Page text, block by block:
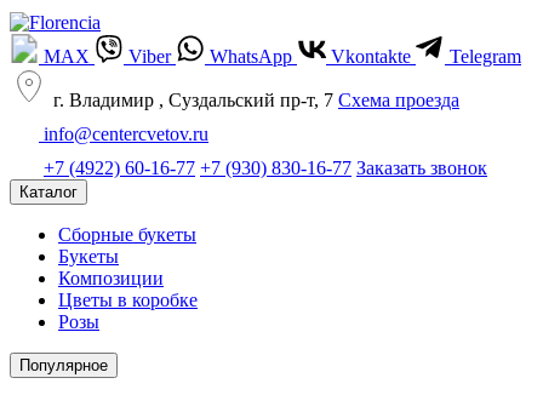
MAX Viber WhatsApp Vkontakte Telegram
г. Владимир , Суздальский пр-т, 7 Cхема проезда
info@centercvetov.ru
+7 (4922) 60-16-77 +7 (930) 830-16-77 Заказать звонок
Каталог
Сборные букеты
Букеты
Композиции
Цветы в коробке
Розы
Популярное